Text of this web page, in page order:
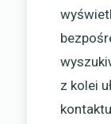
z kolei